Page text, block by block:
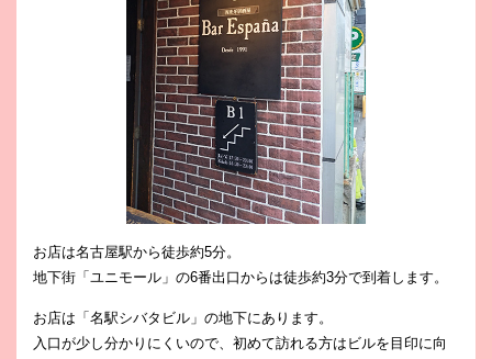
お店は名古屋駅から徒歩約5分。
地下街「ユニモール」の6番出口からは徒歩約3分で到着します。
お店は「名駅シバタビル」の地下にあります。
入口が少し分かりにくいので、初めて訪れる方はビルを目印に向